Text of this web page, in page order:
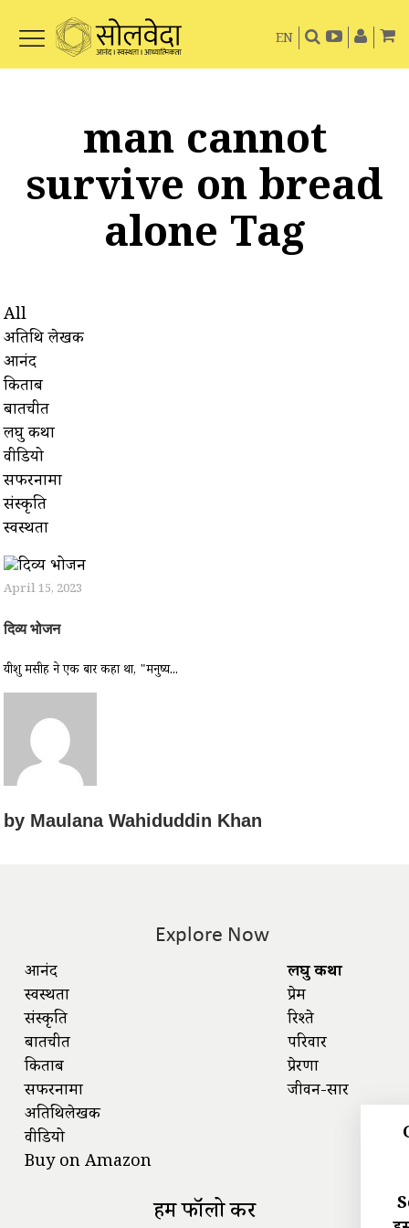
EN
man cannot
survive on bread
alone Tag
All
अतिथि लेखक
आनंद
किताबें
बातचीत
लघु कथा
वीडियो
सफरनामा
संस्कृति
स्वस्थता
April 15, 2023
दिव्य भोजन
यीशु मसीह ने एक बार कहा था, "मनुष्य...
by Maulana Wahiduddin Khan
Explore Now
आनंद
स्वस्थता
संस्कृति
बातचीत
किताबें
सफरनामा
अतिथिलेखक
वीडियो
Buy on Amazon
लघु कथा
प्रेम
रिश्ते
परिवार
प्रेरणा
जीवन-सार
हमें फॉलो करें